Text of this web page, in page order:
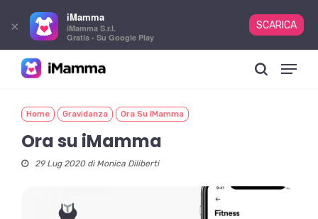
content
Menu
Home Gravidanza Ora Su IMamma
Ora su iMamma
29 Lug 2020 di Monica Diliberti
×
iMamma
iMamma S.r.l.
Gratis - Su Google Play
SCARICA